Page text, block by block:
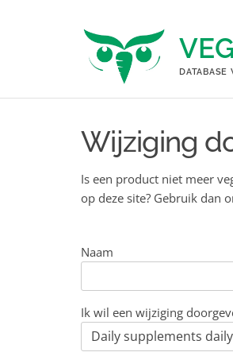
DATABASE
Wijziging
Is een product niet meer
op deze site? Gebruik dan
Naam
Ik wil een wijziging